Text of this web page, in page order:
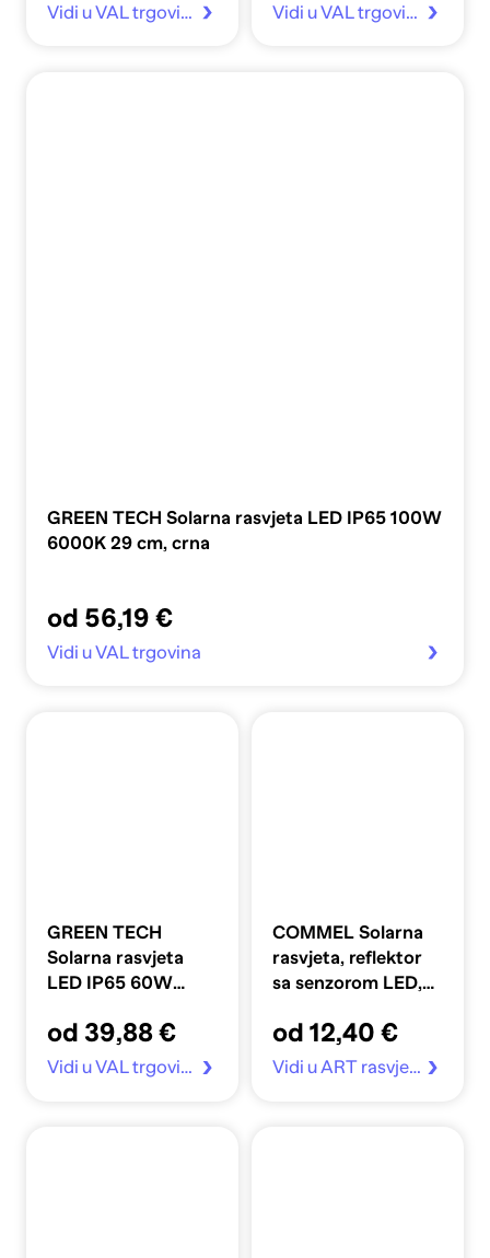
Vidi u VAL trgovina Vidi u VAL trgovina
GREEN TECH Solarna rasvjeta LED IP65 100W
6000K 29 cm, crna
od 56,19 €
Vidi u VAL trgovina
GREEN TECH
Solarna rasvjeta
LED IP65 60W
od 39,88 €
Vidi u VAL trgovina
COMMEL Solarna
rasvjeta, reflektor
sa senzorom LED,
IP44
od 12,40 €
Vidi u ART rasvjeta